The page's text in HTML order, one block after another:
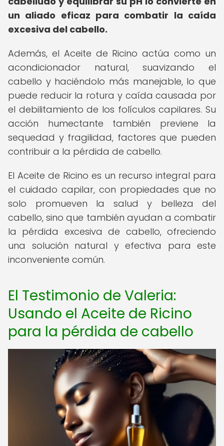
un aliado eficaz para combatir la caída
excesiva del cabello.
Además, el Aceite de Ricino actúa como un
acondicionador natural, suavizando el
cabello y haciéndolo más manejable, lo que
puede reducir la rotura y caída causada por
el debilitamiento de los folículos capilares. Su
acción humectante también previene la
sequedad y fragilidad, factores que pueden
contribuir a la pérdida de cabello.
El Aceite de Ricino es un recurso integral para
el cuidado capilar, con propiedades que no
solo promueven la salud y belleza del
cabello, sino que también ayudan a combatir
la pérdida excesiva de cabello, ofreciendo
una solución natural y efectiva para este
inconveniente común.
El Testimonio de Valeria:
Usando el Aceite de Ricino
para la pérdida de cabello